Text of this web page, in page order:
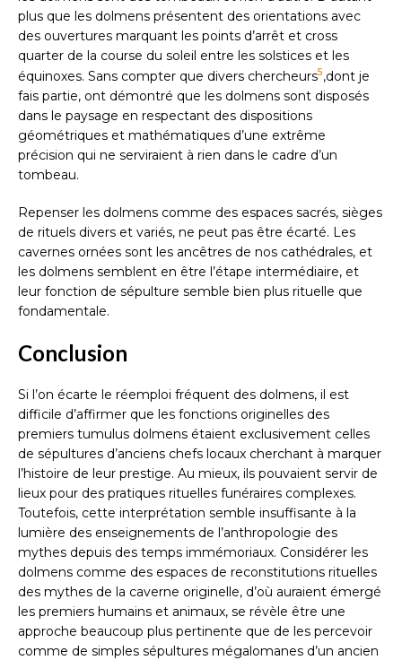
plus que les dolmens présentent des orientations avec
des ouvertures marquant les points d’arrêt et cross
quarter de la course du soleil entre les solstices et les
équinoxes. Sans compter que divers chercheurs5,dont je
fais partie, ont démontré que les dolmens sont disposés
dans le paysage en respectant des dispositions
géométriques et mathématiques d’une extrême
précision qui ne serviraient à rien dans le cadre d’un
tombeau.
Repenser les dolmens comme des espaces sacrés, sièges
de rituels divers et variés, ne peut pas être écarté. Les
cavernes ornées sont les ancêtres de nos cathédrales, et
les dolmens semblent en être l’étape intermédiaire, et
leur fonction de sépulture semble bien plus rituelle que
fondamentale.
Conclusion
Si l’on écarte le réemploi fréquent des dolmens, il est
difficile d’affirmer que les fonctions originelles des
premiers tumulus dolmens étaient exclusivement celles
de sépultures d’anciens chefs locaux cherchant à marquer
l’histoire de leur prestige. Au mieux, ils pouvaient servir de
lieux pour des pratiques rituelles funéraires complexes.
Toutefois, cette interprétation semble insuffisante à la
lumière des enseignements de l’anthropologie des
mythes depuis des temps immémoriaux. Considérer les
dolmens comme des espaces de reconstitutions rituelles
des mythes de la caverne originelle, d’où auraient émergé
les premiers humains et animaux, se révèle être une
approche beaucoup plus pertinente que de les percevoir
comme de simples sépultures mégalomanes d’un ancien